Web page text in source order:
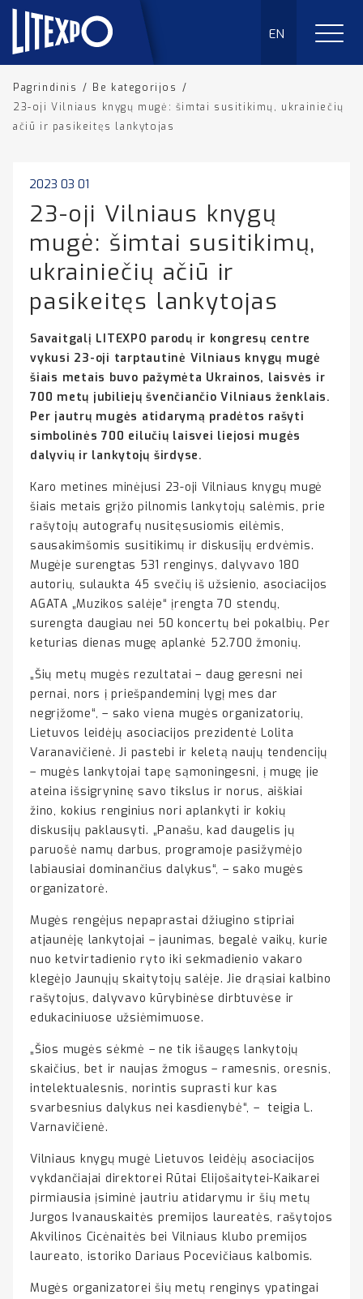
EN
Pagrindinis / Be kategorijos /
23-oji Vilniaus knygų mugė: šimtai susitikimų, ukrainiečių
ačiū ir pasikeitęs lankytojas
2023 03 01
23-oji Vilniaus knygų
mugė: šimtai susitikimų,
ukrainiečių ačiū ir
pasikeitęs lankytojas
Savaitgalį LITEXPO parodų ir kongresų centre
vykusi 23-oji tarptautinė Vilniaus knygų mugė
šiais metais buvo pažymėta Ukrainos, laisvės ir
700 metų jubiliejų švenčiančio Vilniaus ženklais.
Per jautrų mugės atidarymą pradėtos rašyti
simbolinės 700 eilučių laisvei liejosi mugės
dalyvių ir lankytojų širdyse.
Karo metines minėjusi 23-oji Vilniaus knygų mugė
šiais metais grįžo pilnomis lankytojų salėmis, prie
rašytojų autografų nusitęsusiomis eilėmis,
sausakimšomis susitikimų ir diskusijų erdvėmis.
Mugėje surengtas 531 renginys, dalyvavo 180
autorių, sulaukta 45 svečių iš užsienio, asociacijos
AGATA „Muzikos salėje“ įrengta 70 stendų,
surengta daugiau nei 50 koncertų bei pokalbių. Per
keturias dienas mugę aplankė 52.700 žmonių.
„Šių metų mugės rezultatai – daug geresni nei
pernai, nors į priešpandeminį lygį mes dar
negrįžome“, – sako viena mugės organizatorių,
Lietuvos leidėjų asociacijos prezidentė Lolita
Varanavičienė. Ji pastebi ir keletą naujų tendencijų
– mugės lankytojai tapę sąmoningesni, į mugę jie
ateina išsigryninę savo tikslus ir norus, aiškiai
žino, kokius renginius nori aplankyti ir kokių
diskusijų paklausyti. „Panašu, kad daugelis jų
paruošė namų darbus, programoje pasižymėjo
labiausiai dominančius dalykus“, – sako mugės
organizatorė.
Mugės rengėjus nepaprastai džiugino stipriai
atjaunėję lankytojai – jaunimas, begalė vaikų, kurie
nuo ketvirtadienio ryto iki sekmadienio vakaro
klegėjo Jaunųjų skaitytojų salėje. Jie drąsiai kalbino
rašytojus, dalyvavo kūrybinėse dirbtuvėse ir
edukaciniuose užsiėmimuose.
„Šios mugės sėkmė – ne tik išaugęs lankytojų
skaičius, bet ir naujas žmogus – ramesnis, oresnis,
intelektualesnis, norintis suprasti kur kas
svarbesnius dalykus nei kasdienybė“, – teigia L.
Varnavičienė.
Vilniaus knygų mugė Lietuvos leidėjų asociacijos
vykdančiajai direktorei Rūtai Elijošaitytei-Kaikarei
pirmiausia įsiminė jautriu atidarymu ir šių metų
Jurgos Ivanauskaitės premijos laureatės, rašytojos
Akvilinos Cicėnaitės bei Vilniaus klubo premijos
laureato, istoriko Dariaus Pocevičiaus kalbomis.
Mugės organizatorei šių metų renginys ypatingai